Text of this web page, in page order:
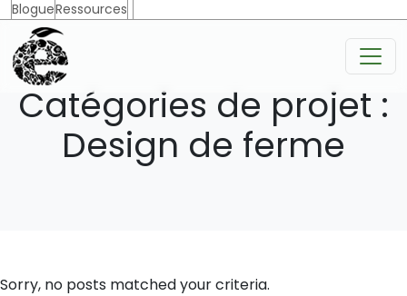
BlogueRessources
Catégories de projet :
Design de ferme
Sorry, no posts matched your criteria.